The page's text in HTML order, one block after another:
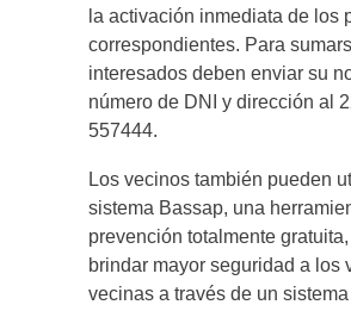
la activación inmediata de los
correspondientes. Para
interesados deben enviar su
número de DNI y dirección al
557444.
Los vecinos también pueden
sistema Bassap, una
prevención totalmente
brindar mayor seguridad a los
vecinas a través de un